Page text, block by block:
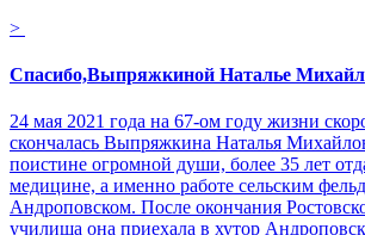
>
Спасибо,Выпряжкиной Наталье
24 мая 2021 года на 67-ом году жизни
скончалась Выпряжкина Наталья
поистине огромной души, более 35 лет
медицине, а именно работе сельским
Андроповском. После окончания
училища она приехала в хутор